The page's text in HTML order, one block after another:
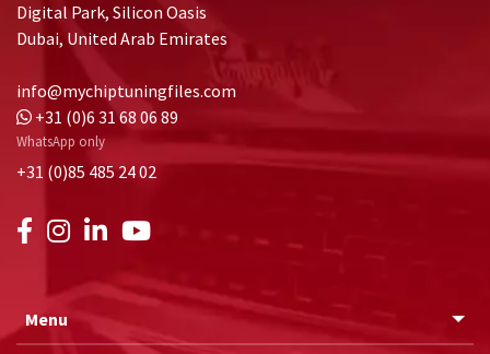
Digital Park, Silicon Oasis
Dubai, United Arab Emirates
info@mychiptuningfiles.com
+31 (0)6 31 68 06 89
WhatsApp only
+31 (0)85 485 24 02
Menu